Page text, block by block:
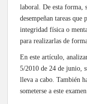
laboral. De esta forma,
desempeñan tareas que
integridad física o
para realizarlas de
En este artículo,
5/2010 de 24 de junio,
lleva a cabo. También
someterse a este